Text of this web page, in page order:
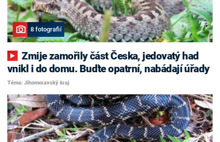
8 fotografií
Zmije zamořily část Česka, jedovatý had
vnikl i do domu. Buďte opatrní, nabádají úřady
Téma: Jihomoravský kraj